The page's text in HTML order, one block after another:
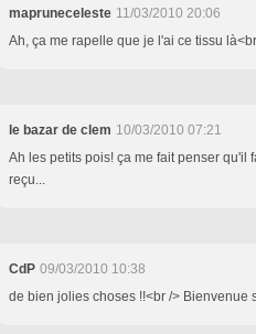
mapruneceleste 11/03/2010 20:06
Ah, ça me rapelle que je l'ai ce tissu
le bazar de clem 10/03/2010 07:21
Ah les petits pois! ça me fait penser
reçu...
CdP 09/03/2010 10:38
de bien jolies choses !!<br /> Bienvenue